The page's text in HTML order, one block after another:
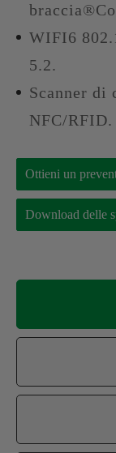
WIFI6
5.2.
Scanner di
NFC/RFID.
Ottieni un
Download delle